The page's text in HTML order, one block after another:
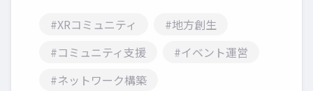
#XRコミュニティ
#地方創生
#コミュニティ支援
#イベント運営
#ネットワーク構築